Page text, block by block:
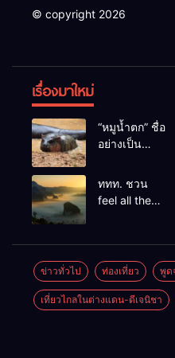
© copyright 2026
เรื่องมาใหม่
“หมูน้ำตก” ชื่อ
อย่างเป็น
แคระตัวใหม่
ร่วมกิจกรรม
ร่วมโหวต
ชนะกว่า
10,000
คะแนน
ททท. ชวน
feel all the
พบเมืองไทย
มุมใหม่กับ
หลากความ
ข่าวทั่วไป ท่องเที่ยว พูด
เที่ยวไกลในต่างแดน-ดีเจนิชา